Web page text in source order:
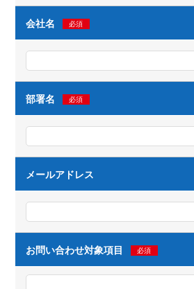
会社名 必須
部署名 必須
メールアドレス
お問い合わせ対象項目 必須